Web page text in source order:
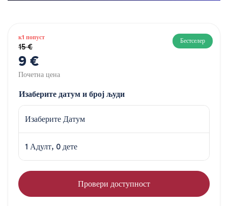
Бестселер
к1 попуст
15 €
9 €
Почетна цена
Изаберите датум и број људи
Изаберите Датум
1 Адулт, 0 дете
Провери доступност